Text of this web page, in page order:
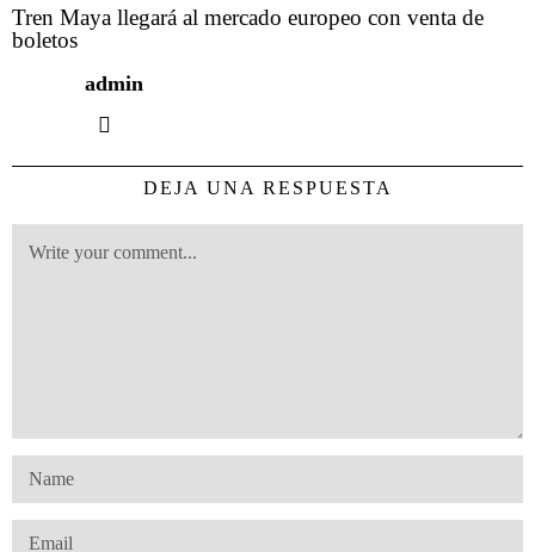
Tren Maya llegará al mercado europeo con venta de
boletos
admin
DEJA UNA RESPUESTA